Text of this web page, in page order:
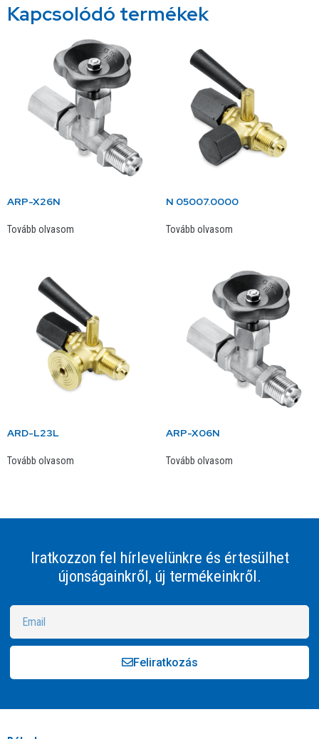
Kapcsolódó termékek
ARP-X26N
Tovább olvasom
N 05007.0000
Tovább olvasom
ARD-L23L
Tovább olvasom
ARP-X06N
Tovább olvasom
Iratkozzon fel hírlevelünkre és értesülhet
újonságainkről, új termékeinkről.
Feliratkozás